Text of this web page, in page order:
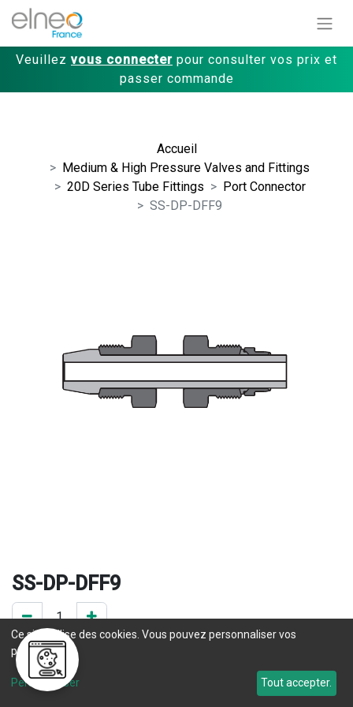
Veuillez vous connecter pour consulter vos prix et
passer commande
Accueil
Medium & High Pressure Valves and Fittings
20D Series Tube Fittings
Port Connector
SS-DP-DFF9
SS-DP-DFF9
0 Pce en stock
Ce site utilise des cookies. Vous pouvez personnaliser vos
préférences.
Personnaliser Tout accepter.